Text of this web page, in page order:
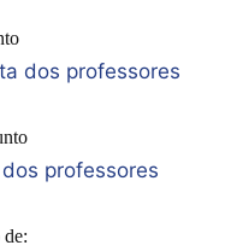
dos professores
professores